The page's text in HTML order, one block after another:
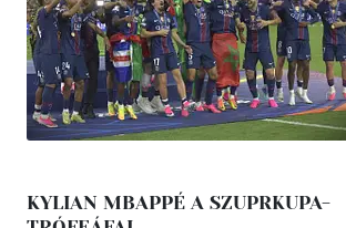
KYLIAN MBAPPÉ A SZUPRKUPA-